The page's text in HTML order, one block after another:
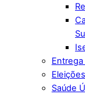
Eleições
Saúde